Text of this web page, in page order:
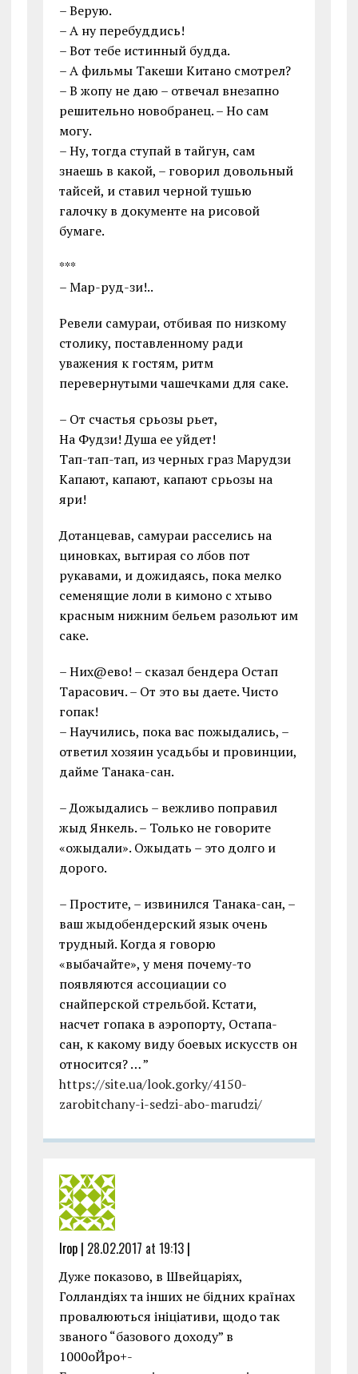
– Верую.
– А ну перебуддись!
– Вот тебе истинный будда.
– А фильмы Такеши Китано смотрел?
– В жопу не даю – отвечал внезапно
решительно новобранец. – Но сам
могу.
– Ну, тогда ступай в тайгун, сам
знаешь в какой, – говорил довольный
тайсей, и ставил черной тушью
галочку в документе на рисовой
бумаге.
***
– Мар-руд-зи!..
Ревели самураи, отбивая по низкому
столику, поставленному ради
уважения к гостям, ритм
перевернутыми чашечками для саке.
– От счастья срьозы рьет,
На Фудзи! Душа ее уйдет!
Тап-тап-тап, из черных граз Марудзи
Капают, капают, капают срьозы на
яри!
Дотанцевав, самураи расселись на
циновках, вытирая со лбов пот
рукавами, и дожидаясь, пока мелко
семенящие лоли в кимоно с хтыво
красным нижним бельем разольют им
саке.
– Них@ево! – сказал бендера Остап
Тарасович. – От это вы даете. Чисто
гопак!
– Научились, пока вас пожыдались, –
ответил хозяин усадьбы и провинции,
дайме Танака-сан.
– Дожыдались – вежливо поправил
жыд Янкель. – Только не говорите
«ожыдали». Ожыдать – это долго и
дорого.
– Простите, – извинился Танака-сан, –
ваш жыдобендерский язык очень
трудный. Когда я говорю
«выбачайте», у меня почему-то
появляются ассоциации со
снайперской стрельбой. Кстати,
насчет гопака в аэропорту, Остапа-
сан, к какому виду боевых искусств он
относится? … ”
https://site.ua/look.gorky/4150-
zarobitchany-i-sedzi-abo-marudzi/
Ігор | 28.02.2017 at 19:13|
Дуже показово, в Швейцаріях,
Голландіях та інших не бідних країнах
провалюються ініціативи, щодо так
званого “базового доходу” в
1000оЙро+-